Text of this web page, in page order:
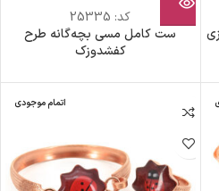
کد: 25335
ست کامل مسی بچه‌گانه طرح
کفشدوزک
اتمام موجودی